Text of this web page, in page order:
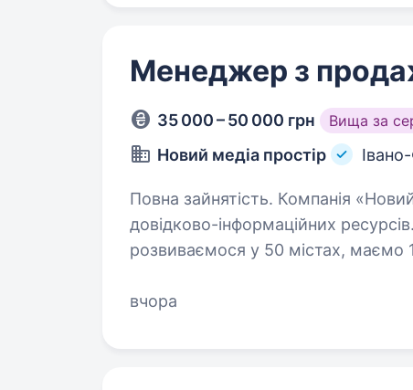
Менеджер з
35 000 – 50 000 грн Вища за
Новий медіа простір
Повна зайнятість. Компанія «Новий медіа простір» — лідер серед
довідково-інформаційних
розвиваємося у 50 містах, маємо
вчора